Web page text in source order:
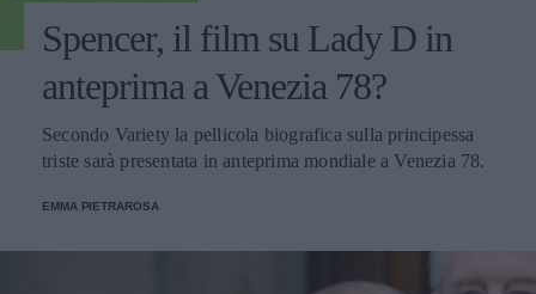
Spencer, il film su Lady D in
anteprima a Venezia 78?
Secondo Variety la pellicola biografica sulla principessa
triste sarà presentata in anteprima mondiale a Venezia 78.
EMMA PIETRAROSA